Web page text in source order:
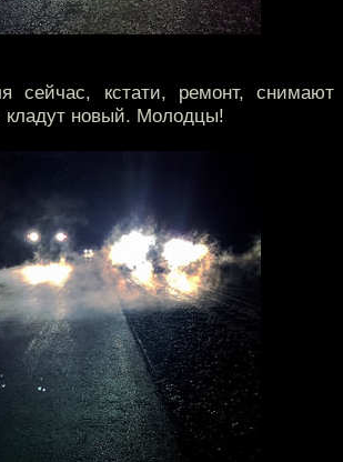
сейчас, кстати, ремонт, снимают
кладут новый. Молодцы!